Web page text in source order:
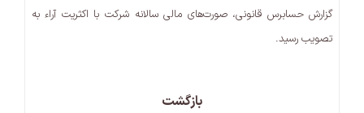
گزارش حسابرس قانونی، صورت‌های مالی سالانه شرکت با اکثریت آراء به
تصویب رسید.
بازگشت